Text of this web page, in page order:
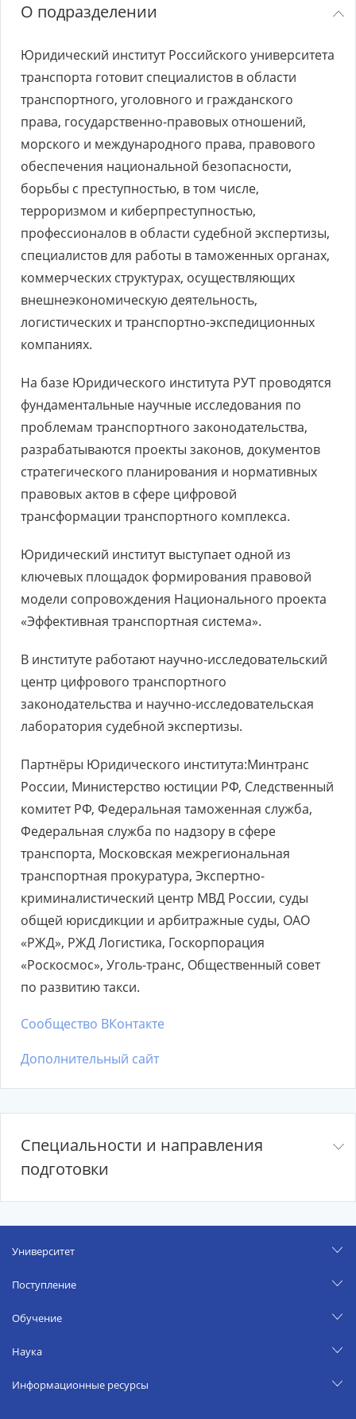
О подразделении
Юридический институт Российского университета
транспорта готовит специалистов в области
транспортного, уголовного и гражданского
права, государственно-правовых отношений,
морского и международного права, правового
обеспечения национальной безопасности,
борьбы с преступностью, в том числе,
терроризмом и киберпреступностью,
профессионалов в области судебной экспертизы,
специалистов для работы в таможенных органах,
коммерческих структурах, осуществляющих
внешнеэкономическую деятельность,
логистических и транспортно-экспедиционных
компаниях.
На базе Юридического института РУТ проводятся
фундаментальные научные исследования по
проблемам транспортного законодательства,
разрабатываются проекты законов, документов
стратегического планирования и нормативных
правовых актов в сфере цифровой
трансформации транспортного комплекса.
Юридический институт выступает одной из
ключевых площадок формирования правовой
модели сопровождения Национального проекта
«Эффективная транспортная система».
В институте работают научно-исследовательский
центр цифрового транспортного
законодательства и научно-исследовательская
лаборатория судебной экспертизы.
Партнёры Юридического института:Минтранс
России, Министерство юстиции РФ, Следственный
комитет РФ, Федеральная таможенная служба,
Федеральная служба по надзору в сфере
транспорта, Московская межрегиональная
транспортная прокуратура, Экспертно-
криминалистический центр МВД России, суды
общей юрисдикции и арбитражные суды, ОАО
«РЖД», РЖД Логистика, Госкорпорация
«Роскосмос», Уголь-транс, Общественный совет
по развитию такси.
Сообщество ВКонтакте
Дополнительный сайт
Специальности и направления
подготовки
Университет
Поступление
Обучение
Наука
Информационные ресурсы